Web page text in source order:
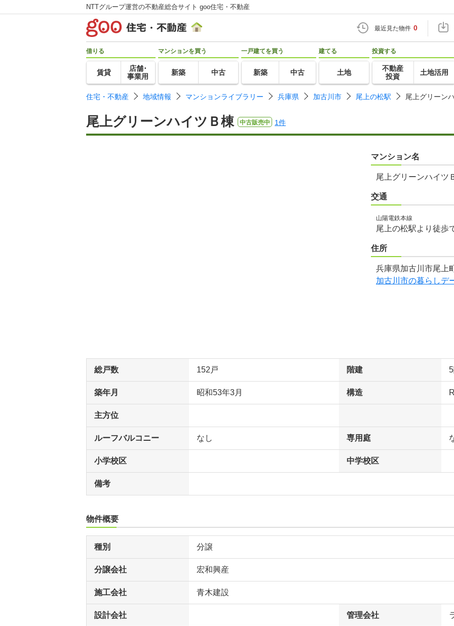
NTTグループ運営の不動産総合サイト goo住宅・不動産
最近見た物件 0
借りる
賃貸
店舗･
事業用
マンションを買う
新築 中古
一戸建てを買う
新築 中古
建てる
土地
投資する
不動産
投資
土地活用
住宅・不動産 地域情報 マンションライブラリー 兵庫県 加古川市 尾上の松駅 尾上グリーン
尾上グリーンハイツＢ棟 中古販売中 1件
マンション名
尾上グリーンハイツ
交通
山陽電鉄本線
尾上の松駅より徒歩
住所
兵庫県加古川市尾上
加古川市の暮らしデ
総戸数 152戸 階建
築年月 昭和53年3月 構造
主方位
ルーフバルコニー なし 専用庭
小学校区 中学校区
備考
物件概要
種別 分譲
分譲会社 宏和興産
施工会社 青木建設
設計会社 管理会社